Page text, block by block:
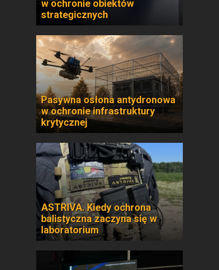
w ochronie obiektów
strategicznych
Pasywna osłona antydronowa
w ochronie infrastruktury
krytycznej
ASTRIVA. Kiedy ochrona
balistyczna zaczyna się w
laboratorium